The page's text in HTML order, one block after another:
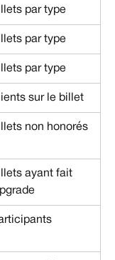
par type
par type
par type
sur le billet
non honorés
ayant fait